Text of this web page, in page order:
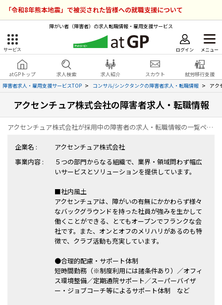
「令和8年熊本地震」で被災された皆様への就職支援について
障がい者（障害者）の求人転職情報・雇用支援サービス
サービス ログイン メニュー
atGPトップ 求人検索 求人紹介 スカウト
就労移行支援
障害者求人・雇用支援サービスTOP
コンサル/シンクタンクの障害者求人・転職情報 アク
アクセンチュア株式会社の障害者求人・転職情報
アクセンチュア株式会社が採用中の障害者の求人・転職情報の一覧ページです。
企業名 :
アクセンチュア株式会社
事業内容 :
５つの部門からなる組織で、業界・領域問わず幅広
いサービスとソリューションを提供しています。
■社内風土
アクセンチュアは、障がいの有無にかかわらず様々
なバックグラウンドを持った社員が強みを生かして
働くことができる、とてもオープンでフランクな会
社です。また、オンとオフのメリハリがあるのも特
徴で、クラブ活動も充実しています。
●合理的配慮・サポート体制
短時間勤務（※制度利用には諸条件あり）／オフィ
ス環境整備／定期通院サポート／スーパーバイザ
ー・ジョブコーチ等によるサポート体制 など
障害者雇用のアットジーピー
サービスラインナップ
就転職支援サービス
障害者専門の就転職支援サービス
ハイスキルな障害者の転職支援サービス
障害のある新卒学生専門の就職エージェントサービス
ログイン 会員登録 無料
atGPトップ
求人を検索する
求人を紹介してもらう
スカウトを受ける
就労移行支援サービス
就職・転職ノウハウ
お問い合わせ・よくある質問